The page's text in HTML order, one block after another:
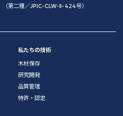
第二種／JPIC-CLW-Ⅱ-424号）
私たちの技術
木材保存
研究開発
品質管理
特許・認定